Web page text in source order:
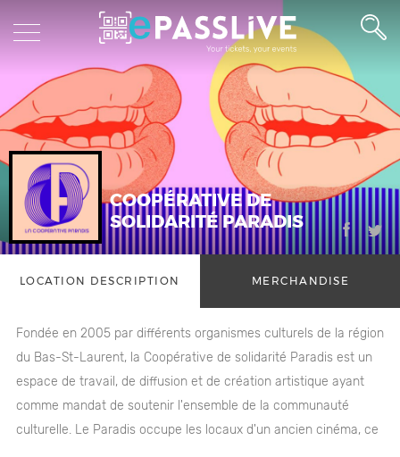
COOPÉRATIVE DE
SOLIDARITÉ PARADIS
LOCATION DESCRIPTION MERCHANDISE
Fondée en 2005 par différents organismes culturels de la région
du Bas-St-Laurent, la Coopérative de solidarité Paradis est un
espace de travail, de diffusion et de création artistique ayant
comme mandat de soutenir l'ensemble de la communauté
culturelle. Le Paradis occupe les locaux d'un ancien cinéma, ce